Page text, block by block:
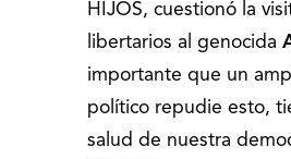
HIJOS, cuestionó la
libertarios al genocida
importante que un
político repudie esto,
salud de nuestra